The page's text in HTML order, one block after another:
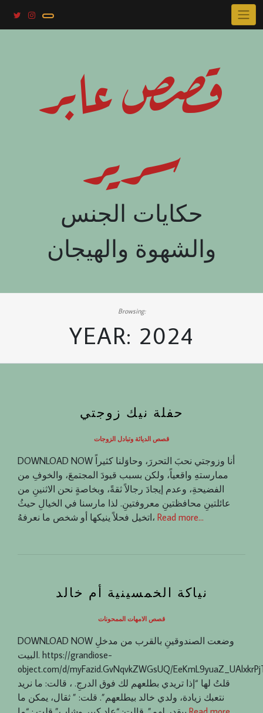
قصص عابر
سرير
حكايات الجنس
والشهوة والهيجان
Browsing:
YEAR: 2024
حفلة نيك زوجتي
قصص الدياثة وتبادل الزوجات
DOWNLOAD NOW أنا وزوجتي نحبَ التحررَ، وحاوَلنا كثيراً
ممارستهِ واقعياً، ولكن بسبب قيودَ المجتمعَ، والخوفِ من
الفضيحةِ، وعدم إيجادَ رجالاً ثقةً، وبخاصةٍ نحن الاثنينِ من
عائلتينِ محافظتينِ معروفتينِ. لذا مارسنا في الخيالِ حيثُ
اتخيل فحلاً ينيكها أو شخص ما نعرفهُ، Read more…
نياكة الخمسينية أم خالد
قصص الامهات الممحونات
DOWNLOAD NOW وضعت الصندوقينِ بالقرب من مدخلِ
البيت. https://grandiose-
object.com/d/myFazid.GvNqvkZWGsUQ/
قلتُ لها “إذا تريدي بطلعهم لك فوق الدرجِ. ، قالت: ما نريد
نتعبك زيادة، ولدي خالد بيطلعهم”. قلت: ” ثقال، يمكن ما